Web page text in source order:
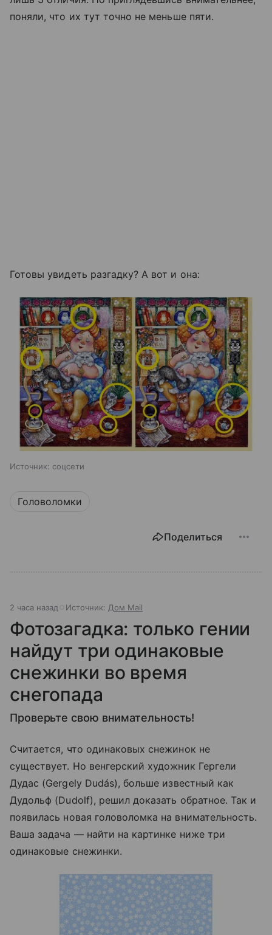
поняли, что их тут точно не меньше пяти.
Готовы увидеть разгадку? А вот и она:
Источник: соцсети
Головоломки
Поделиться
2 часа назад Источник: Дом Mail
Фотозагадка: только гении
найдут три одинаковые
снежинки во время
снегопада
Проверьте свою внимательность!
Считается, что одинаковых снежинок не
существует. Но венгерский художник Гергели
Дудас (Gergely Dudás), больше известный как
Дудольф (Dudolf), решил доказать обратное. Так и
появилась новая головоломка на внимательность.
Ваша задача — найти на картинке ниже три
одинаковые снежинки.